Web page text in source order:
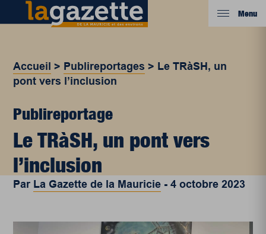
Menu
Accueil > Publireportages > Le TRàSH, un
pont vers l’inclusion
Publireportage
Le TRàSH, un pont vers
l’inclusion
Par La Gazette de la Mauricie -4 octobre 2023